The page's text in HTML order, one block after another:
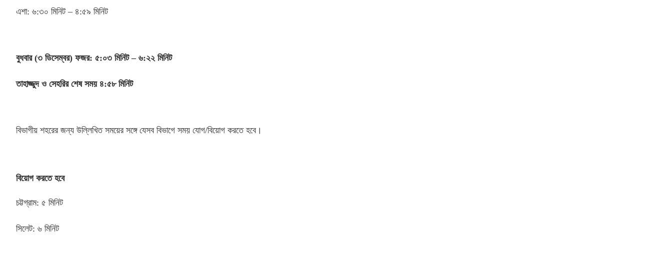
এশা: ৬:৩০ মিনিট – ৪:৫৯ মিনিট
বুধবার (৩ ডিসেম্বর) ফজর: ৫:০৩ মিনিট – ৬:২২ মিনিট
তাহাজ্জুদ ও সেহরির শেষ সময় ৪:৫৮ মিনিট
বিভাগীয় শহরের জন্য উল্লিখিত সময়ের সঙ্গে যেসব বিভাগে সময় যোগ/বিয়োগ করতে হবে।
বিয়োগ করতে হবে
চট্টগ্রাম: ৫ মিনিট
সিলেট: ৬ মিনিট